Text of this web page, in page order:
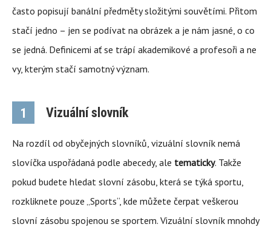
často popisují banální předměty složitými souvětími. Přitom
stačí jedno – jen se podívat na obrázek a je nám jasné, o co
se jedná. Definicemi ať se trápí akademikové a profesoři a ne
vy, kterým stačí samotný význam.
1 Vizuální slovník
Na rozdíl od obyčejných slovníků, vizuální slovník nemá
slovíčka uspořádaná podle abecedy, ale tematicky. Takže
pokud budete hledat slovní zásobu, která se týká sportu,
rozkliknete pouze „Sports“, kde můžete čerpat veškerou
slovní zásobu spojenou se sportem. Vizuální slovník mnohdy